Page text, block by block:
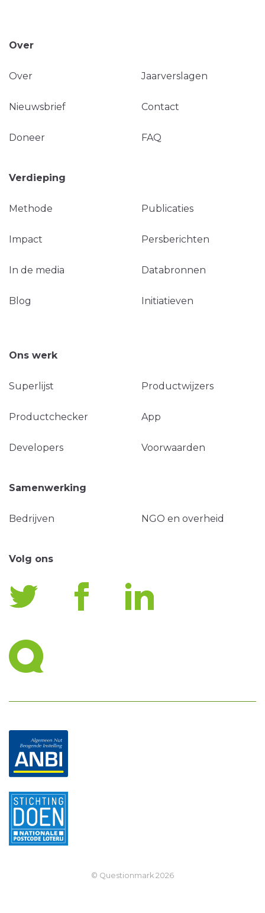
Over
Over Jaarverslagen
Nieuwsbrief Contact
Doneer FAQ
Verdieping
Methode Publicaties
Impact Persberichten
In de media Databronnen
Blog Initiatieven
Ons werk
Superlijst Productwijzers
Productchecker App
Developers Voorwaarden
Samenwerking
Bedrijven NGO en overheid
Volg ons
© Questionmark 2026